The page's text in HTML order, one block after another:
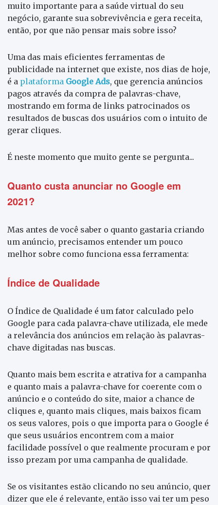
muito importante para a saúde virtual do seu
negócio, garante sua sobrevivência e gera receita,
então, por que não pensar mais sobre isso?
Uma das mais eficientes ferramentas de
publicidade na internet que existe, nos dias de hoje,
é a plataforma Google Ads, que gerencia anúncios
pagos através da compra de palavras-chave,
mostrando em forma de links patrocinados os
resultados de buscas dos usuários com o intuito de
gerar cliques.
É neste momento que muito gente se pergunta...
Quanto custa anunciar no Google em
2021?
Mas antes de você saber o quanto gastaria criando
um anúncio, precisamos entender um pouco
melhor sobre como funciona essa ferramenta:
Índice de Qualidade
O Índice de Qualidade é um fator calculado pelo
Google para cada palavra-chave utilizada, ele mede
a relevância dos anúncios em relação às palavras-
chave digitadas nas buscas.
Quanto mais bem escrita e atrativa for a campanha
e quanto mais a palavra-chave for coerente com o
anúncio e o conteúdo do site, maior a chance de
cliques e, quanto mais cliques, mais baixos ficam
os seus valores, pois o que importa para o Google é
que seus usuários encontrem com a maior
facilidade possível o que realmente procuram e por
isso prezam por uma campanha de qualidade.
Se os visitantes estão clicando no seu anúncio, quer
dizer que ele é relevante, então isso vai ter um peso